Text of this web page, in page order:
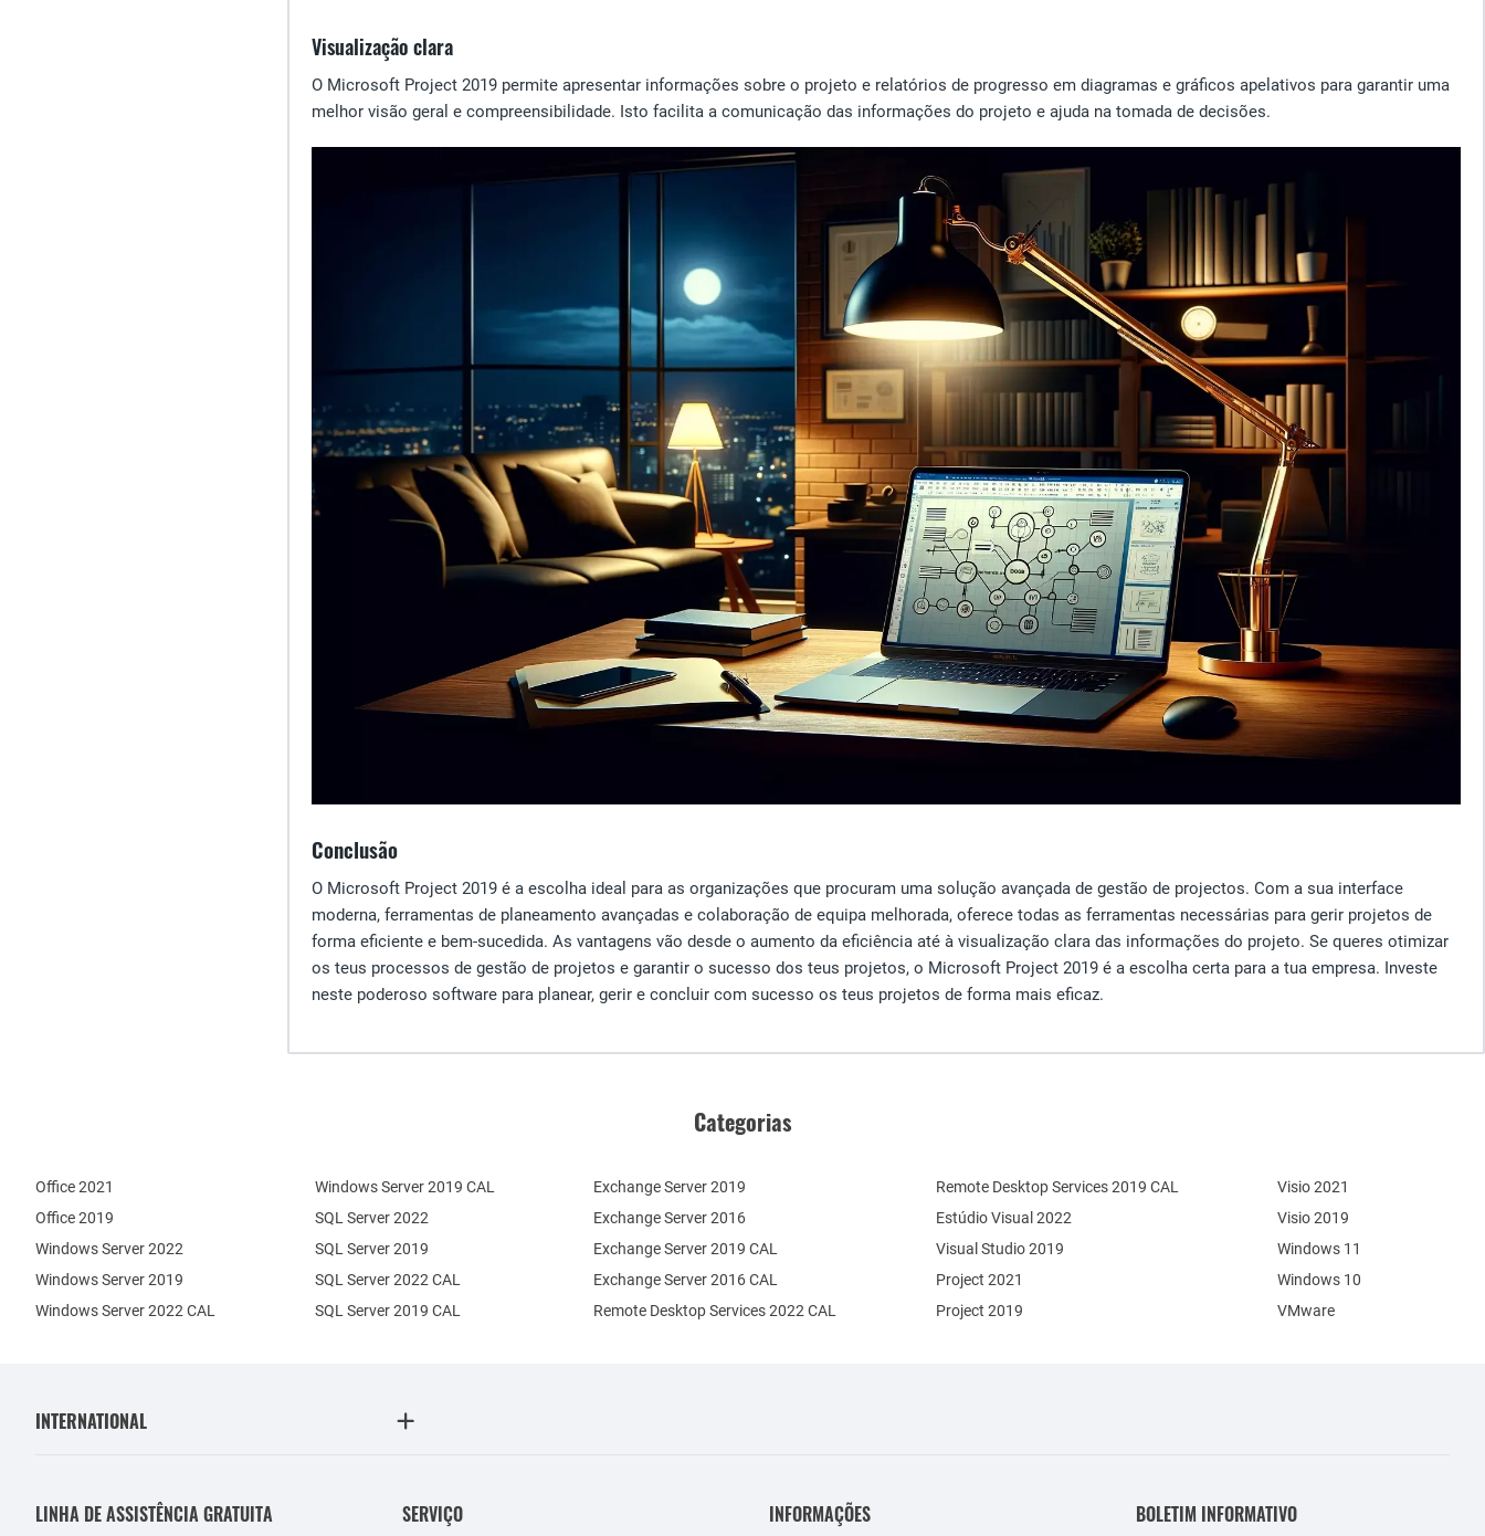
Visualização clara
O Microsoft Project 2019 permite apresentar informações sobre o projeto e relatórios de progresso em diagramas e gráficos apelativos para garantir uma
melhor visão geral e compreensibilidade. Isto facilita a comunicação das informações do projeto e ajuda na tomada de decisões.
Conclusão
O Microsoft Project 2019 é a escolha ideal para as organizações que procuram uma solução avançada de gestão de projectos. Com a sua interface
moderna, ferramentas de planeamento avançadas e colaboração de equipa melhorada, oferece todas as ferramentas necessárias para gerir projetos de
forma eficiente e bem-sucedida. As vantagens vão desde o aumento da eficiência até à visualização clara das informações do projeto. Se queres otimizar
os teus processos de gestão de projetos e garantir o sucesso dos teus projetos, o Microsoft Project 2019 é a escolha certa para a tua empresa. Investe
neste poderoso software para planear, gerir e concluir com sucesso os teus projetos de forma mais eficaz.
Categorias
Office 2021
Office 2019
Windows Server 2022
Windows Server 2019
Exchange Server 2019
Exchange Server 2016
SQL Server 2022
SQL Server 2019
Windows Server 2022 CAL
Windows Server 2019 CAL
SQL Server 2022 CAL
SQL Server 2019 CAL
Remote Desktop Services 2022 CAL
Remote Desktop Services 2019 CAL
Exchange Server 2019 CAL
Exchange Server 2016 CAL
Estúdio Visual 2022
Visual Studio 2019
Project 2021
Project 2019
Visio 2021
Visio 2019
Windows 11
Windows 10
VMware
INTERNATIONAL
LINHA DE ASSISTÊNCIA GRATUITA SERVIÇO INFORMAÇÕES BOLETIM INFORMATIVO